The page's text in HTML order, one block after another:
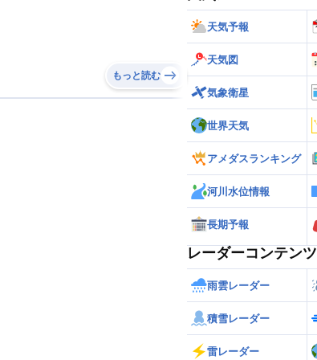
もっと読む
天気予報
天気図
気象衛星
世界天気
アメダスランキング
河川水位情報
長期予報
レーダーコンテンツ
雨雲レーダー
積雪レーダー
雷レーダー